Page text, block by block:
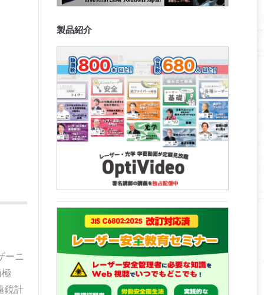
ーニ
鏡計
製品紹介